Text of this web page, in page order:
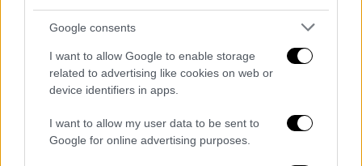
Google consents
I want to allow Google to enable storage
related to advertising like cookies on web or
device identifiers in apps.
I want to allow my user data to be sent to
Google for online advertising purposes.